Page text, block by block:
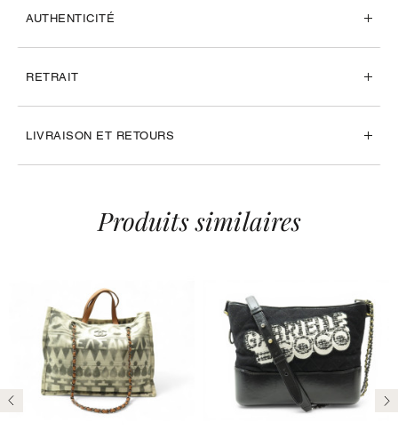
AUTHENTICITÉ
RETRAIT
LIVRAISON ET RETOURS
Précédent
Produits similaires